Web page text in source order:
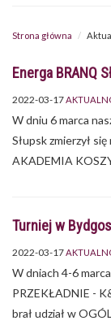
Strona główna
Energa BRANQ
2022-03-17
W dniu 6 marca
Słupsk zmierzył
AKADEMIA
Turniej w
2022-03-17
W dniach 4-6
PRZEKŁADNIE -
brał udział w